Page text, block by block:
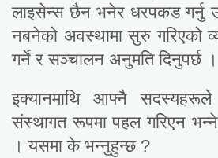
लाइसेन्स छैन भनेर धरपकड गर्नु
नबनेको अवस्थामा सुरु गरिएको
गर्ने र सञ्चालन अनुमति दिनुपर्छ ।
इक्यानमाथि आफ्नै सदस्यहरूले
संस्थागत रूपमा पहल गरिएन
। यसमा के भन्नुहुन्छ ?